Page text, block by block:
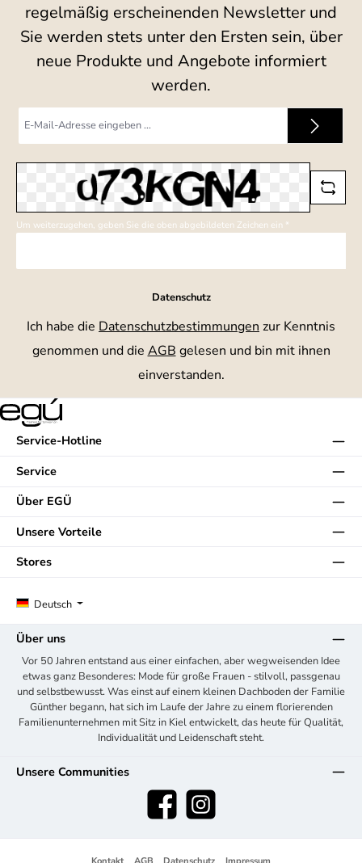
regelmäßig erscheinenden Newsletter und
Sie werden stets unter den Ersten sein, über
neue Produkte und Angebote informiert
werden.
Mail-
Um weiterzugehen, geben Sie die oben abgebildeten Zeichen ein *
Datenschutz
Ich habe die Datenschutzbestimmungen zur Kenntnis
genommen und die AGB gelesen und bin mit ihnen
einverstanden.
Service-Hotline
Service
Über EGÜ
Unsere Vorteile
Deutsch
Stores
Über uns
Vor 50 Jahren entstand aus einer einfachen, aber wegweisenden Idee
etwas ganz Besonderes: Mode für große Frauen - stilvoll, passgenau
und selbstbewusst. Was einst auf einem kleinen Dachboden der Familie
Günther begann, hat sich im Laufe der Jahre zu einem florierenden
Familienunternehmen mit Sitz in Kiel entwickelt, das heute für Qualität,
Individualität und Leidenschaft steht.
Unsere Communities
Facebook Instagram